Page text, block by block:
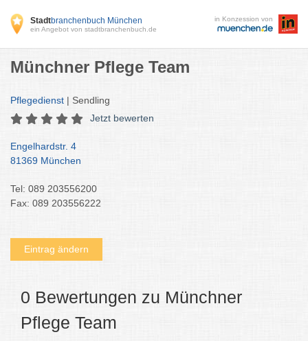
Stadtbranchenbuch München
ein Angebot von stadtbranchenbuch.de
in Konzession von
Münchner Pflege Team
Pflegedienst | Sendling
Jetzt bewerten
Engelhardstr. 4
81369 München
Tel: 089 203556200
Fax: 089 203556222
Eintrag ändern
0 Bewertungen zu Münchner
Pflege Team